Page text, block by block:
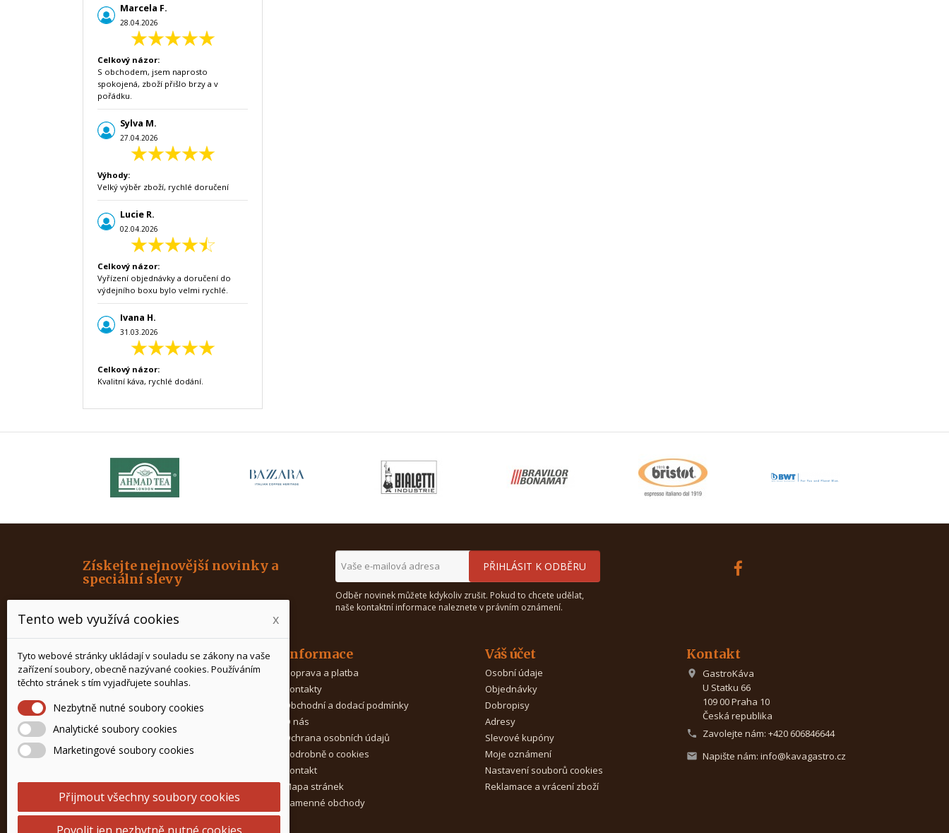
Marcela F.
28.04.2026
Celkový názor:
S obchodem, jsem naprosto
spokojená, zboží přišlo brzy a v
pořádku.
Sylva M.
27.04.2026
Výhody:
Velký výběr zboží, rychlé doručení
Lucie R.
02.04.2026
Celkový názor:
Vyřízení objednávky a doručení do
výdejního boxu bylo velmi rychlé.
Ivana H.
31.03.2026
Celkový názor:
Kvalitní káva, rychlé dodání.
Získejte nejnovější novinky a
speciální slevy
Odběr novinek můžete kdykoliv zrušit. Pokud to chcete udělat,
naše kontaktní informace naleznete v právním oznámení.
Produkty
Káva
Čaj
Kávovary
Porcelán na čaj
Doplňky ke kávě
Prostředky na čištění
Informace
Doprava a platba
Kontakty
Obchodní a dodací podmínky
O nás
Ochrana osobních údajů
Podrobně o cookies
Kontakt
Mapa stránek
Kamenné obchody
Váš účet
Osobní údaje
Objednávky
Dobropisy
Adresy
Slevové kupóny
Moje oznámení
Nastavení souborů cookies
Reklamace a vrácení zboží
Kontakt

GastroKáva
U Statku 66
109 00 Praha 10
Česká republika
 Zavolejte nám: +420 606846644
 Napište nám: info@kavagastro.cz
Tento web využívá cookies x
Tyto webové stránky ukládají v souladu se zákony na vaše
zařízení soubory, obecně nazývané cookies. Používáním
těchto stránek s tím vyjadřujete souhlas.
Nezbytně nutné soubory cookies
Analytické soubory cookies
Marketingové soubory cookies
Přijmout všechny soubory cookies